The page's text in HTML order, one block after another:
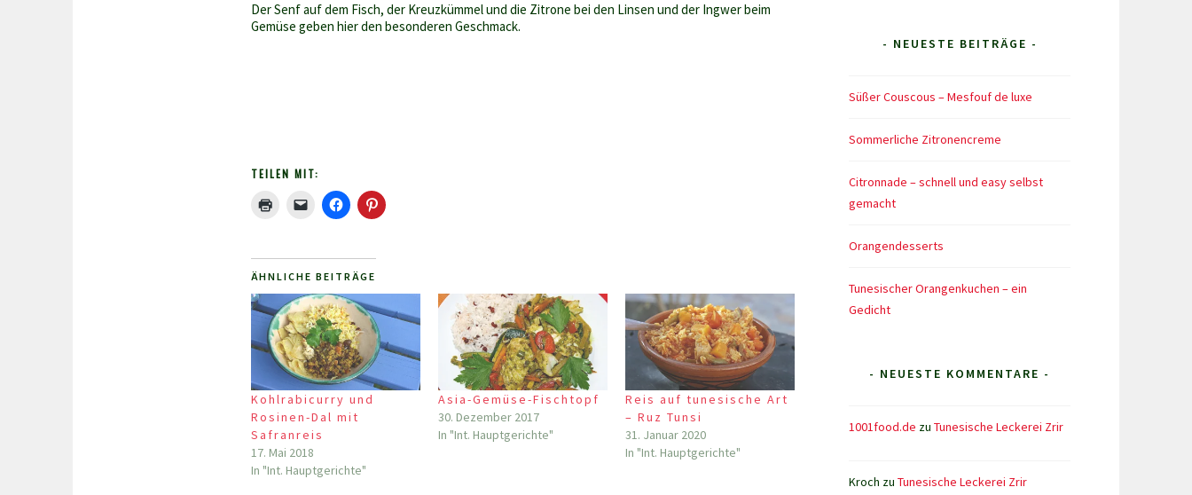
Der Senf auf dem Fisch, der Kreuzkümmel und die Zitrone bei den Linsen und der Ingwer beim
Gemüse geben hier den besonderen Geschmack.
TEILEN MIT:
ÄHNLICHE BEITRÄGE
Kohlrabicurry und
Rosinen-Dal mit
Safranreis
17. Mai 2018
In "Int. Hauptgerichte"
Asia-Gemüse-Fischtopf
30. Dezember 2017
In "Int. Hauptgerichte"
Reis auf tunesische Art
– Ruz Tunsi
31. Januar 2020
In "Int. Hauptgerichte"
- NEUESTE BEITRÄGE -
Süßer Couscous – Mesfouf de luxe
Sommerliche Zitronencreme
Citronnade – schnell und easy selbst
gemacht
Orangendesserts
Tunesischer Orangenkuchen – ein
Gedicht
- NEUESTE KOMMENTARE -
1001food.de zu Tunesische Leckerei Zrir
Kroch zu Tunesische Leckerei Zrir